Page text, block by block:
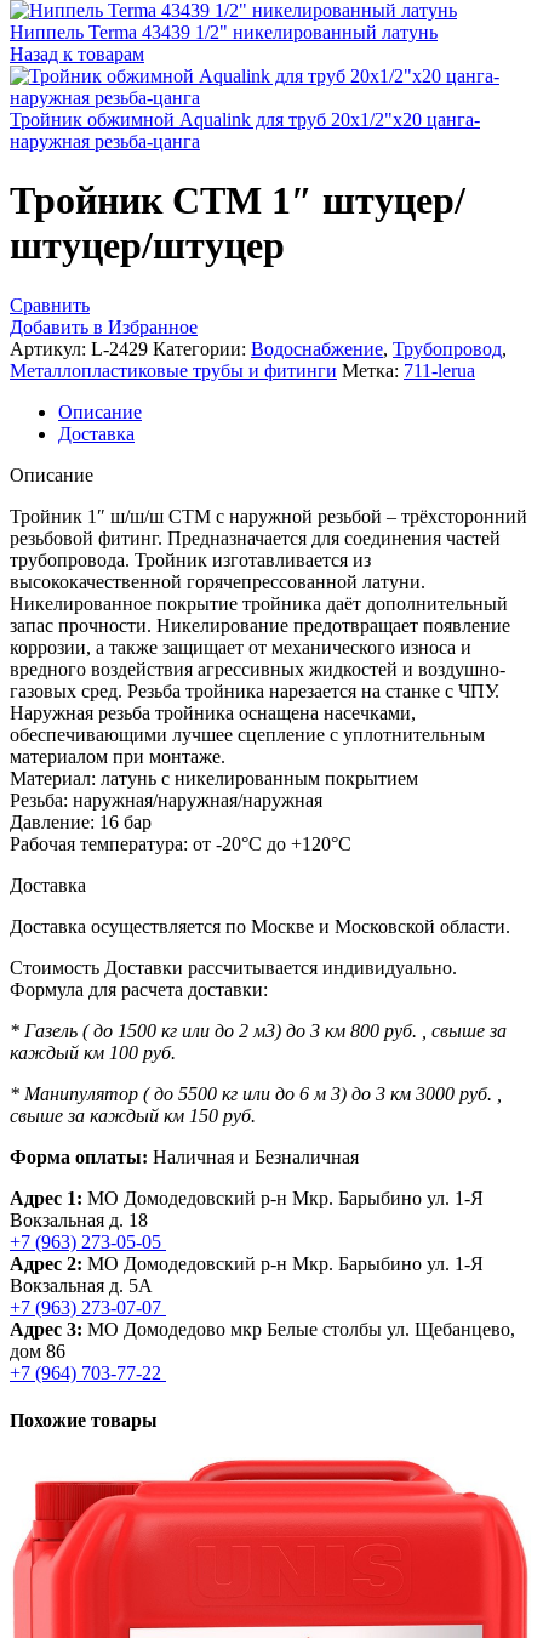
Ниппель Terma 43439 1/2" никелированный латунь
Назад к товарам
Тройник обжимной Aqualink для труб 20х1/2"х20 цанга-
наружная резьба-цанга
Тройник CTM 1″ штуцер/
штуцер/штуцер
Сравнить
Добавить в Избранное
Артикул: L-2429 Категории: Водоснабжение, Трубопровод,
Металлопластиковые трубы и фитинги Метка: 711-lerua
Описание
Доставка
Описание
Тройник 1″ ш/ш/ш CTM с наружной резьбой – трёхсторонний
резьбовой фитинг. Предназначается для соединения частей
трубопровода. Тройник изготавливается из
высококачественной горячепрессованной латуни.
Никелированное покрытие тройника даёт дополнительный
запас прочности. Никелирование предотвращает появление
коррозии, а также защищает от механического износа и
вредного воздействия агрессивных жидкостей и воздушно-
газовых сред. Резьба тройника нарезается на станке с ЧПУ.
Наружная резьба тройника оснащена насечками,
обеспечивающими лучшее сцепление с уплотнительным
материалом при монтаже.
Материал: латунь с никелированным покрытием
Резьба: наружная/наружная/наружная
Давление: 16 бар
Рабочая температура: от -20°С до +120°С
Доставка
Доставка осуществляется по Москве и Московской области.
Стоимость Доставки рассчитывается индивидуально.
Формула для расчета доставки:
* Газель ( до 1500 кг или до 2 м3) до 3 км 800 руб. , свыше за
каждый км 100 руб.
* Манипулятор ( до 5500 кг или до 6 м 3) до 3 км 3000 руб. ,
свыше за каждый км 150 руб.
Форма оплаты: Наличная и Безналичная
Адрес 1: МО Домодедовский р-н Мкр. Барыбино ул. 1-Я
Вокзальная д. 18
+7 (963) 273-05-05
Адрес 2: МО Домодедовский р-н Мкр. Барыбино ул. 1-Я
Вокзальная д. 5А
+7 (963) 273-07-07
Адрес 3: МО Домодедово мкр Белые столбы ул. Щебанцево,
дом 86
+7 (964) 703-77-22
Похожие товары